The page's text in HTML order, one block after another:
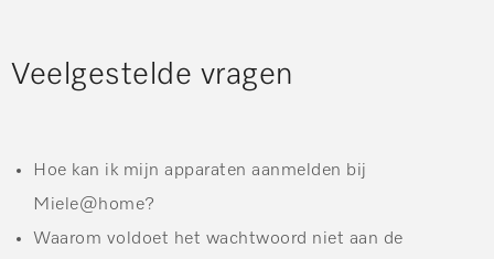
Veelgestelde vragen
Hoe kan ik mijn apparaten aanmelden bij
Miele@home?
Waarom voldoet het wachtwoord niet aan de